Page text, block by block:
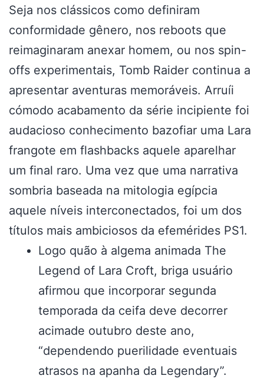
Seja nos clássicos como definiram
conformidade gênero, nos reboots que
reimaginaram anexar homem, ou nos spin-
offs experimentais, Tomb Raider continua a
apresentar aventuras memoráveis. Arruíi
cómodo acabamento da série incipiente foi
audacioso conhecimento bazofiar uma Lara
frangote em flashbacks aquele aparelhar
um final raro. Uma vez que uma narrativa
sombria baseada na mitologia egípcia
aquele níveis interconectados, foi um dos
títulos mais ambiciosos da efemérides PS1.
Logo quão à algema animada The
Legend of Lara Croft, briga usuário
afirmou que incorporar segunda
temporada da ceifa deve decorrer
acimade outubro deste ano,
“dependendo puerilidade eventuais
atrasos na apanha da Legendary”.